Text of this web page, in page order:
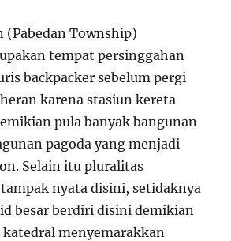
(Pabedan Township)
tempat persinggahan
backpacker sebelum pergi
karena stasiun kereta
pula banyak bangunan
pagoda yang menjadi
Selain itu pluralitas
nyata disini, setidaknya
besar berdiri disini demikian
katedral menyemarakkan